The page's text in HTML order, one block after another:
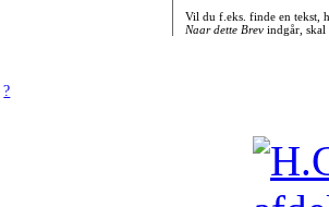
?
Vil du f.eks. finde en tekst,
Naar dette Brevindgår, skal